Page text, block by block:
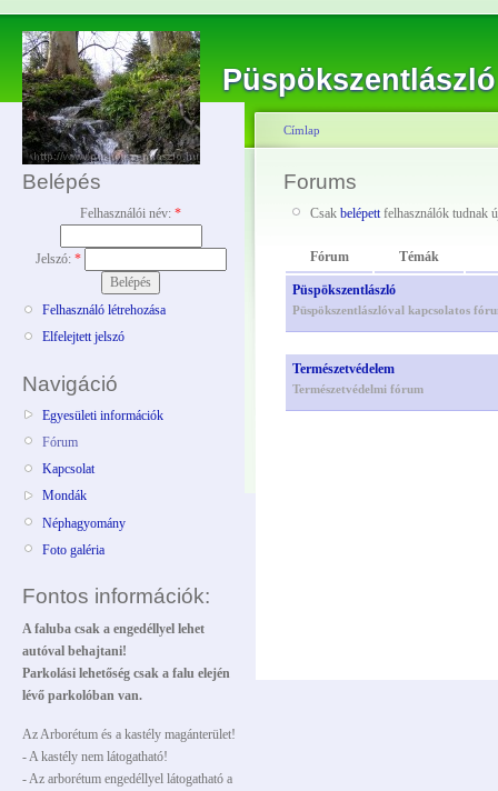
Püspökszentlászló
Belépés
Felhasználói név: *
Jelszó: *
Felhasználó létrehozása
Elfelejtett jelszó
Navigáció
Egyesületi információk
Fórum
Kapcsolat
Mondák
Néphagyomány
Foto galéria
Fontos információk:
A faluba csak a engedéllyel lehet
autóval behajtani!
Parkolási lehetőség csak a falu elején
lévő parkolóban van.
Az Arborétum és a kastély magánterület!
- A kastély nem látogatható!
- Az arborétum engedéllyel látogatható a
Címlap
Forums
Csak belépettfelhasználók tudnak
Fórum Témák
Püspökszentlászló
Püspökszentlászlóval kapcsolatos
Természetvédelem
Természetvédelmi fórum